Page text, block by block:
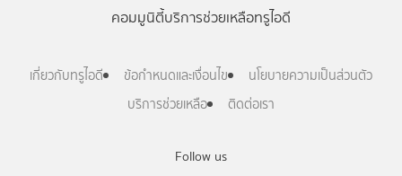
Follow us
คอมมูนิตี้บริการช่วยเหลือทรูไอดี
เกี่ยวกับทรูไอดี ข้อกำหนดและเงื่อนไข
นโยบายความเป็นส่วนตัว
บริการช่วยเหลือ
ติดต่อเรา